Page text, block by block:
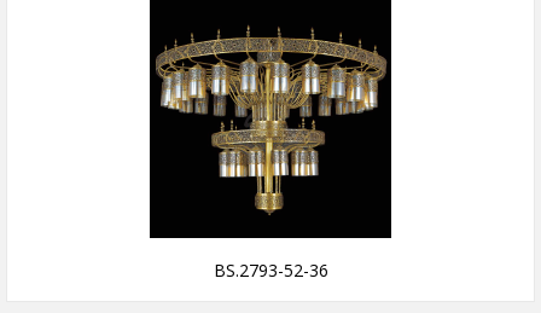
BS.2793-52-36